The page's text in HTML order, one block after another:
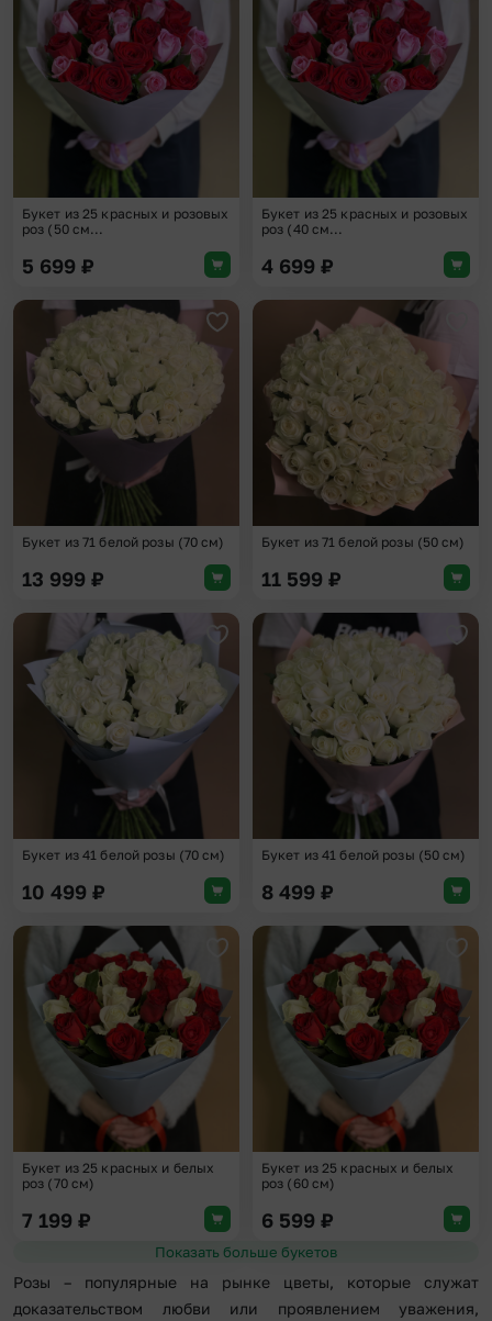
Добавить в избранное
Букет из 25 красных и розовых
роз (50 см...
5 699 ₽
Букет из 25 красных и розовых
роз (40 см...
4 699 ₽
Добавить в избранное
Букет из 71 белой розы (70 см)
13 999 ₽
Букет из 71 белой розы (50 см)
11 599 ₽
Добавить в избранное
Букет из 41 белой розы (70 см)
10 499 ₽
Букет из 41 белой розы (50 см)
8 499 ₽
Добавить в избранное
Букет из 25 красных и белых
роз (70 см)
7 199 ₽
Букет из 25 красных и белых
роз (60 см)
6 599 ₽
Показать больше букетов
Розы – популярные на рынке цветы, которые служат
доказательством любви или проявлением уважения,